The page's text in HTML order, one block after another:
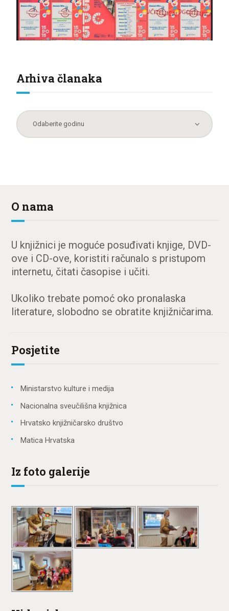
Arhiva članaka
O nama
U knjižnici je moguće posuđivati knjige, DVD-
ove i CD-ove, koristiti računalo s pristupom
internetu, čitati časopise i učiti.
Ukoliko trebate pomoć oko pronalaska
literature, slobodno se obratite knjižničarima.
Posjetite
Ministarstvo kulture i medija
Nacionalna sveučilišna knjižnica
Hrvatsko knjižničarsko društvo
Matica Hrvatska
Iz foto galerije